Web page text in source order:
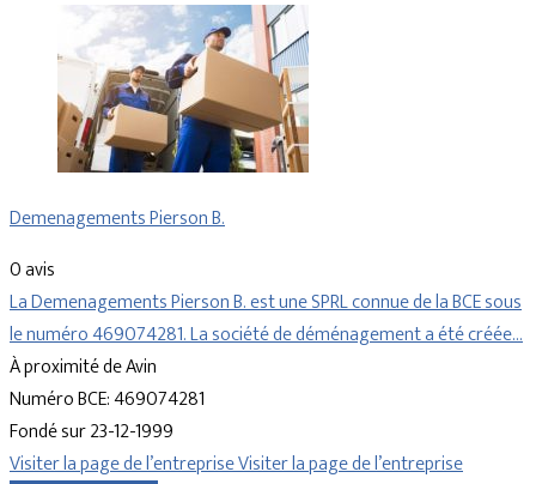
Demenagements Pierson B.
0 avis
La Demenagements Pierson B. est une SPRL connue de la BCE sous
le numéro 469074281. La société de déménagement a été créée…
À proximité de Avin
Numéro BCE: 469074281
Fondé sur 23-12-1999
Visiter la page de l’entrepriseVisiter la page de l’entreprise